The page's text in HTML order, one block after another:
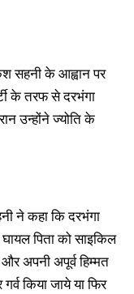
सहनी के आह्वान पर
के तरफ से दरभंगा
उन्होंने ज्योति के
ने कहा कि दरभंगा
पिता को साइकिल
अपूर्व हिम्मत
किया जाये या फिर